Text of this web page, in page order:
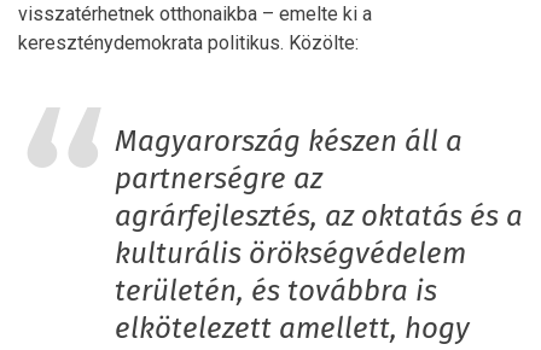
visszatérhetnek otthonaikba – emelte ki a
kereszténydemokrata politikus. Közölte:
Magyarország készen áll a
partnerségre az
agrárfejlesztés, az oktatás és a
kulturális örökségvédelem
területén, és továbbra is
elkötelezett amellett, hogy